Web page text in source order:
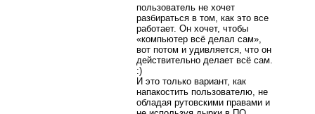
пользователь не хочет
разбираться в том, как это все
работает. Он хочет, чтобы
«компьютер всё делал сам»,
вот потом и удивляется, что он
действительно делает всё сам.
:)
И это только вариант, как
напакостить пользователю, не
обладая рутовскими правами и